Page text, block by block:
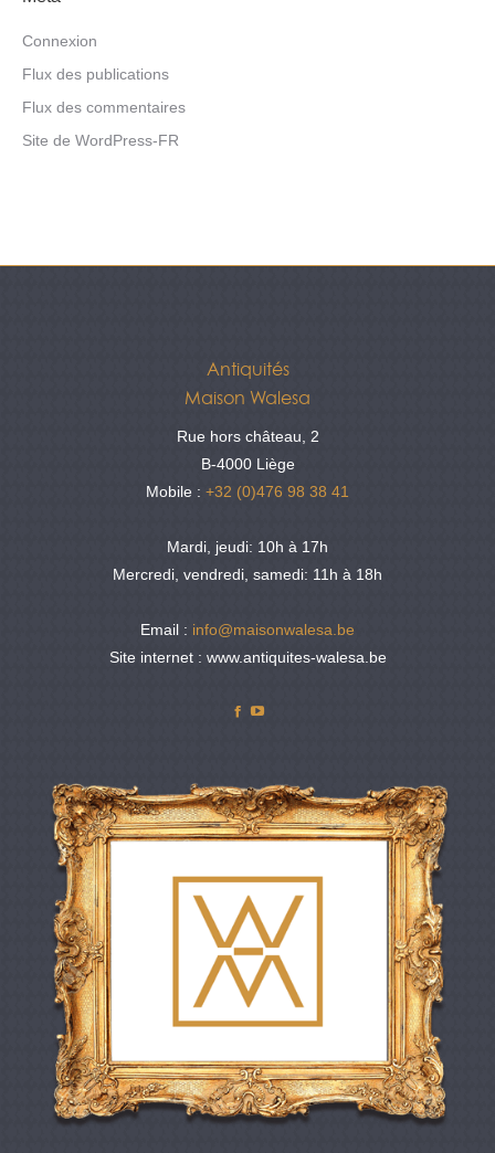
Connexion
Flux des publications
Flux des commentaires
Site de WordPress-FR
Antiquités
Maison Walesa
Rue hors château, 2
B-4000 Liège
Mobile : +32 (0)476 98 38 41
Mardi, jeudi: 10h à 17h
Mercredi, vendredi, samedi: 11h à 18h
Email : info@maisonwalesa.be
Site internet : www.antiquites-walesa.be
Facebook